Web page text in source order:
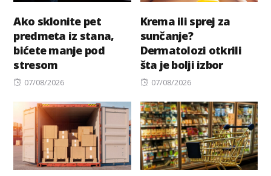
Ako sklonite pet
predmeta iz stana,
bićete manje pod
stresom
Posted
07/08/2026
Krema ili sprej za
sunčanje?
Dermatolozi otkrili
šta je bolji izbor
Posted
07/08/2026